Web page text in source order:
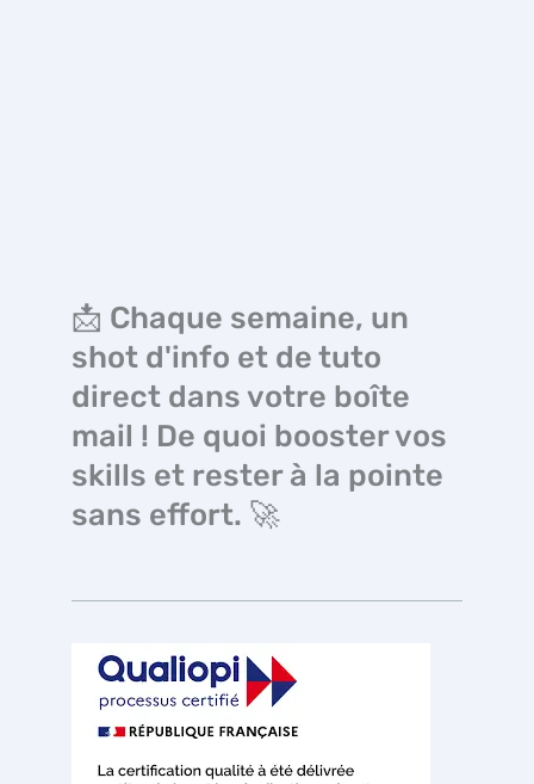
📩 Chaque semaine, un
shot d'info et de tuto
direct dans votre boîte
mail ! De quoi booster vos
skills et rester à la pointe
sans effort. 🚀